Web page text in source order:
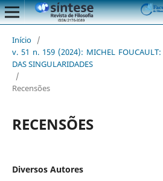
Início /
v. 51 n. 159 (2024): MICHEL FOUCAULT:
DAS SINGULARIDADES
/
Recensões
RECENSÕES
Diversos Autores